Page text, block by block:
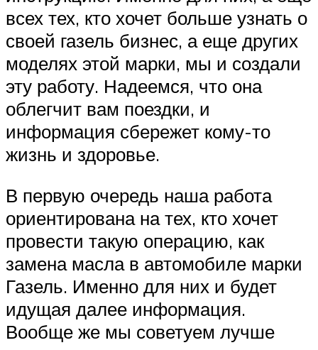
всех тех, кто хочет больше узнать о
своей газель бизнес, а еще других
моделях этой марки, мы и создали
эту работу. Надеемся, что она
облегчит вам поездки, и
информация сбережет кому-то
жизнь и здоровье.
В первую очередь наша работа
ориентирована на тех, кто хочет
провести такую операцию, как
замена масла в автомобиле марки
Газель. Именно для них и будет
идущая далее информация.
Вообще же мы советуем лучше